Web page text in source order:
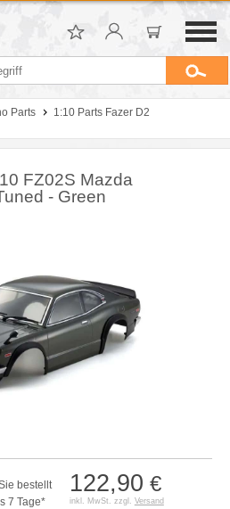
Parts
1:10 Parts Fazer D2
FZ02S Mazda
- Green
122,90 €
inkl. MwSt. zzgl. Versand
bestellt
7 Tage*